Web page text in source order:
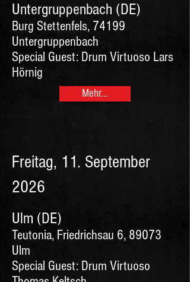
Untergruppenbach (DE)
Burg Stettenfels, 74199
Untergruppenbach
Special Guest: Drum Virtuoso Lars
Hörnig
Mehr...
Freitag, 11. September
2026
Ulm (DE)
Teutonia, Friedrichsau 6, 89073
Ulm
Special Guest: Drum Virtuoso